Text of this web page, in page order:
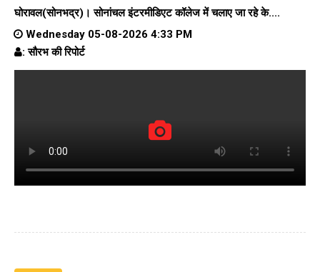
घोरावल(सोनभद्र)। सोनांचल इंटरमीडिएट कॉलेजमें चलाए जा रहे के....
Wednesday 05-08-2026 4:33 PM
: सौरभ की रिपोर्ट